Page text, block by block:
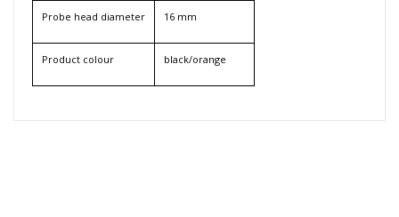
Probe head diameter 16 mm
Product colour black/orange